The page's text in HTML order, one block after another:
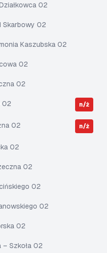
02
Skarbowy 02
Kaszubska 02
02
02
02 n/ż
02 n/ż
02
02
02
02
02
– Szkoła 02